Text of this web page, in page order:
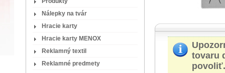
Nálepky na tvár
Hracie karty
Hracie karty MENOX
Reklamný textil
Reklamné predmety
tovaru
povoliť.